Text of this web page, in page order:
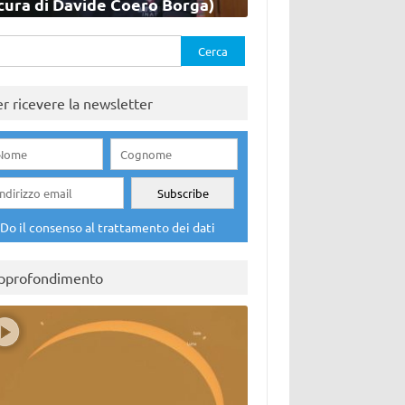
ricevere la newsletter
Do il consenso al trattamento dei dati